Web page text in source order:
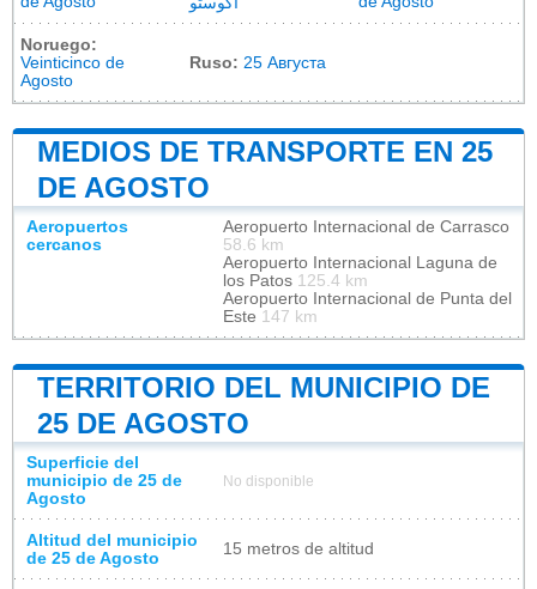
Noruego:
Veinticinco de
Agosto
Ruso: 25 Августа
MEDIOS DE TRANSPORTE EN 25
DE AGOSTO
Aeropuertos
cercanos
Aeropuerto Internacional de Carrasco
58.6 km
Aeropuerto Internacional Laguna de
los Patos 125.4 km
Aeropuerto Internacional de Punta del
Este 147 km
TERRITORIO DEL MUNICIPIO DE
25 DE AGOSTO
Superficie del
municipio de 25 de
Agosto
No disponible
Altitud del municipio
de 25 de Agosto
15 metros de altitud